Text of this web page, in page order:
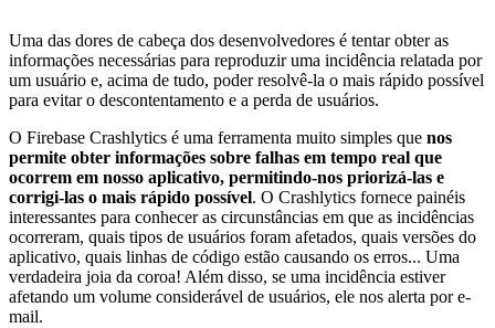
Uma das dores de cabeça dos desenvolvedores é tentar obter as
informações necessárias para reproduzir uma incidência relatada por
um usuário e, acima de tudo, poder resolvê-la o mais rápido possível
para evitar o descontentamento e a perda de usuários.
O Firebase Crashlytics é uma ferramenta muito simples que nos
permite obter informações sobre falhas em tempo real que
ocorrem em nosso aplicativo, permitindo-nos priorizá-las e
corrigi-las o mais rápido possível. O Crashlytics fornece painéis
interessantes para conhecer as circunstâncias em que as incidências
ocorreram, quais tipos de usuários foram afetados, quais versões do
aplicativo, quais linhas de código estão causando os erros... Uma
verdadeira joia da coroa! Além disso, se uma incidência estiver
afetando um volume considerável de usuários, ele nos alerta por e-
mail.